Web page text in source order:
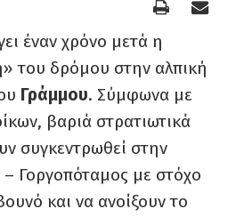
έναν χρόνο μετά η
του δρόμου στην αλπική
Γράμμου. Σύμφωνα με
βαριά στρατιωτικά
συγκεντρωθεί στην
– Γοργοπόταμος με στόχο
και να ανοίξουν το